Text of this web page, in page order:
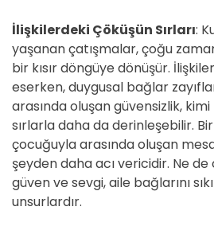
İlişkilerdeki Çöküşün Sırları:
yaşanan çatışmalar, çoğu
bir kısır döngüye dönüşür.
eserken, duygusal bağlar
arasında oluşan güvensizlik,
sırlarla daha da derinleşebilir.
çocuğuyla arasında oluşan
şeyden daha acı vericidir. Ne
güven ve sevgi, aile bağlarını
unsurlardır.